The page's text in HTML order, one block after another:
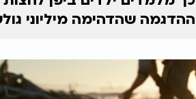
ההדגמה שהדהימה מיליוני